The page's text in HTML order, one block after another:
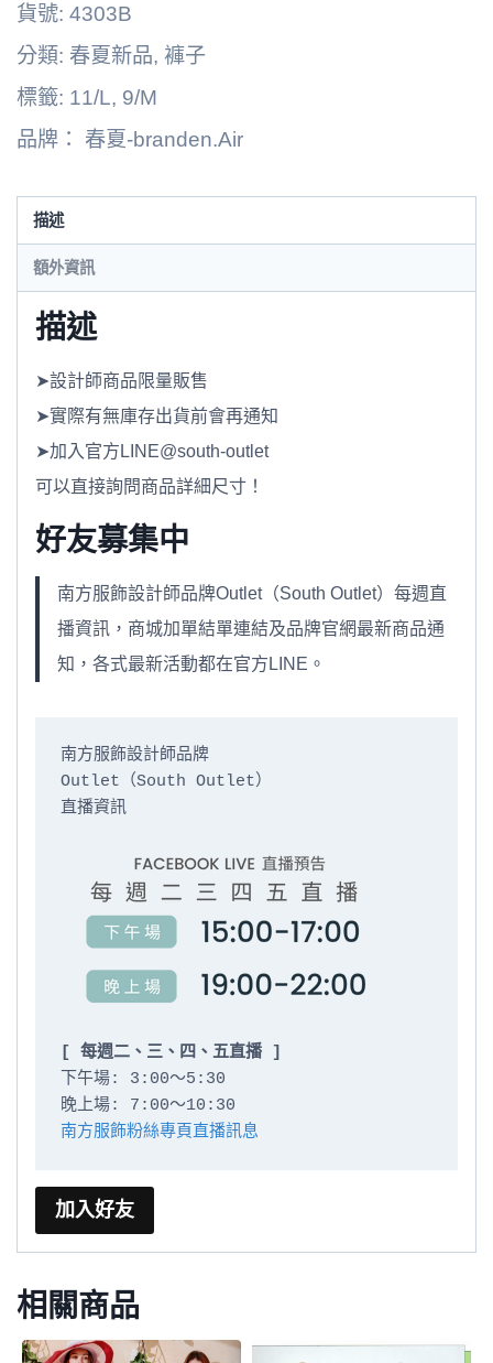
4303B
數
量
貨號: 4303B
分類: 春夏新品, 褲子
標籤: 11/L, 9/M
品牌： 春夏-branden.Air
描述
額外資訊
描述
➤設計師商品限量販售
➤實際有無庫存出貨前會再通知
➤加入官方LINE@south-outlet
可以直接詢問商品詳細尺寸！
好友募集中
南方服飾設計師品牌Outlet（South Outlet）每週直
播資訊，商城加單結單連結及品牌官網最新商品通
知，各式最新活動都在官方LINE。
南方服飾設計師品牌
Outlet（South Outlet）
直播資訊
[ 每週二、三、四、五直播 ]
下午場: 3:00～5:30
南方服飾粉絲專頁直播訊息
加入好友
相關商品